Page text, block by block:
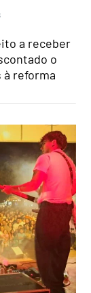
a receber
o
reforma